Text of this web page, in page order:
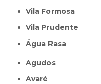
Vila Formosa
Vila Prudente
Água Rasa
Agudos
Avaré